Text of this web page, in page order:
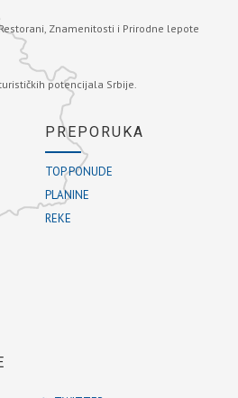
Znamenitosti i Prirodne lepote
potencijala Srbije.
PREPORUKA
TOP PONUDE
PLANINE
REKE